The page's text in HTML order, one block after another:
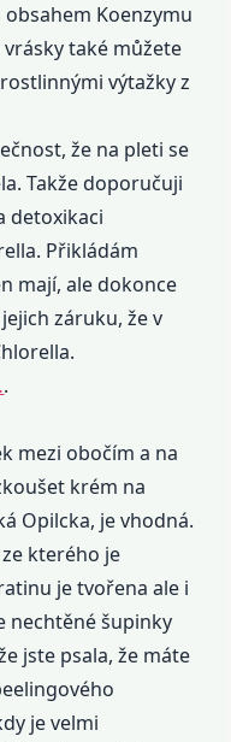
Koenzymu
také můžete
výtažky z
že na pleti se
Takže doporučuji
detoxikaci
Přikládám
mají, ale dokonce
záruku, že v
.
mezi obočím a na
krém na
Opilcka, je vhodná.
kterého je
je tvořena ale i
nechtěné šupinky
jste psala, že máte
je velmi